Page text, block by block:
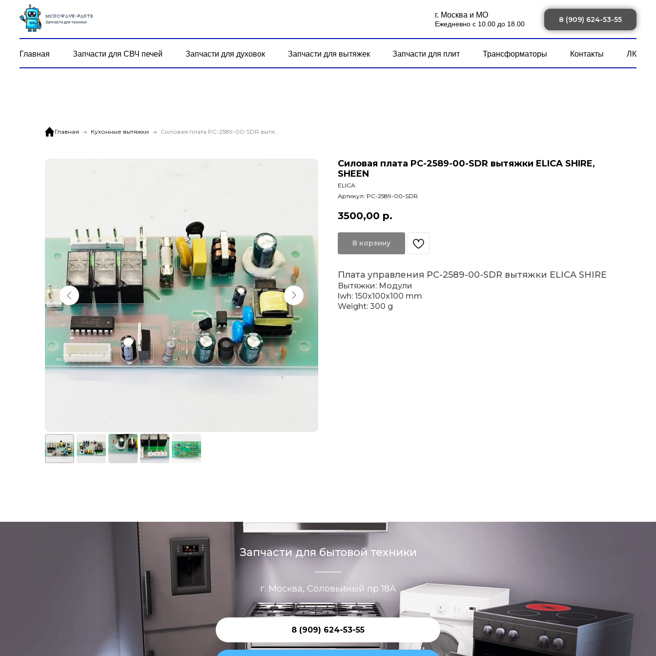
г. Москва и МО
Ежедневно с 10.00 до 18.00
8 (909) 624-53-55
Главная Запчасти для СВЧ печей Запчасти для духовок Запчасти для вытяжек Запчасти для плит Трансформаторы Контакты ЛК
Главная Кухонные вытяжки Силовая плата PC-2589-00-SDR вытяжки ELICA SHIRE, SHEEN
Силовая плата PC-2589-00-SDR вытяжки ELICA SHIRE,
SHEEN
ELICA
Артикул: PC-2589-00-SDR
3500,00 р.
В корзину
Плата управления PC-2589-00-SDR вытяжки ELICA SHIRE
Вытяжки: Модули
lwh: 150x100x100 mm
Weight: 300 g
Запчасти для бытовой техники
г. Москва, Соловьиный пр 18А
8 (909) 624-53-55